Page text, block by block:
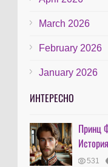
March 2026
February 2026
January 2026
ИНТЕРЕСНО
Принц
531